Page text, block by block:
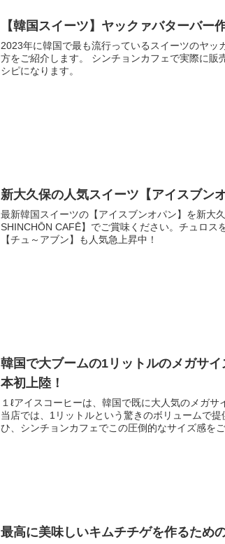
【韓国スイーツ】ヤックァバターバー
2023年に韓国で最も流行っているスイーツのヤッ
方をご紹介します。 シンチョンカフェで実際に販
シピになります。
新大久保の人気スイーツ【アイスブンオ
最新韓国スイーツの【アイスブンオパン】を新大
SHINCHŌN CAFĒ】でご賞味ください。チュロス
【チュ～アブン】も人気急上昇中！
韓国で大ブームの1リットルのメガサイ
本初上陸！
１ℓアイスコーヒーは、韓国で既に大人気のメガサ
当店では、1リットルという驚きのボリュームで
ひ、シンチョンカフェでこの圧倒的なサイズ感をご
最高に美味しいキムチチゲを作るため